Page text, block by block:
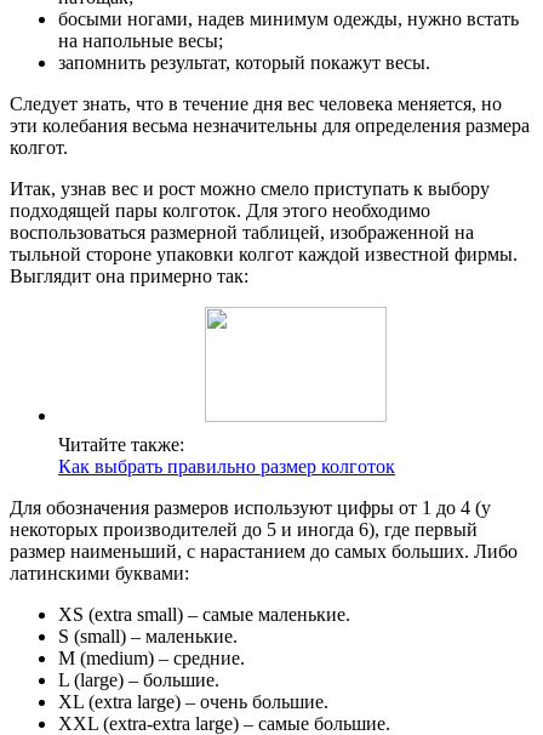
босыми ногами, надев минимум одежды, нужно встать
на напольные весы;
запомнить результат, который покажут весы.
Следует знать, что в течение дня вес человека меняется, но
эти колебания весьма незначительны для определения размера
колгот.
Итак, узнав вес и рост можно смело приступать к выбору
подходящей пары колготок. Для этого необходимо
воспользоваться размерной таблицей, изображенной на
тыльной стороне упаковки колгот каждой известной фирмы.
Выглядит она примерно так:
Читайте также:
Как выбрать правильно размер колготок
Для обозначения размеров используют цифры от 1 до 4 (у
некоторых производителей до 5 и иногда 6), где первый
размер наименьший, с нарастанием до самых больших. Либо
латинскими буквами:
XS (extra small) – самые маленькие.
S (small) – маленькие.
M (medium) – средние.
L (large) – большие.
XL (extra large) – очень большие.
XXL (extra-extra large) – самые большие.